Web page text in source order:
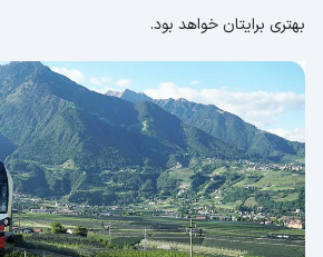
بهتری برایتان خواهد بود.